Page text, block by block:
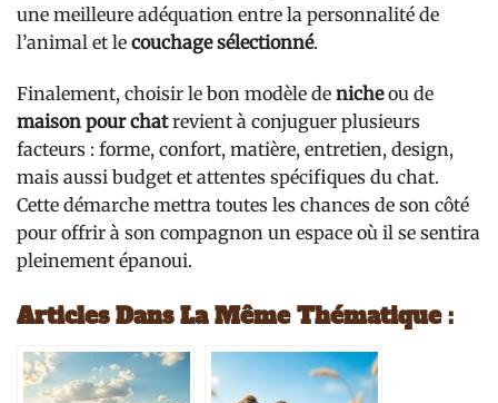
une meilleure adéquation entre la personnalité de
l’animal et le couchage sélectionné.
Finalement, choisir le bon modèle de nicheou de
maison pour chatrevient à conjuguer plusieurs
facteurs : forme, confort, matière, entretien, design,
mais aussi budget et attentes spécifiques du chat.
Cette démarche mettra toutes les chances de son côté
pour offrir à son compagnon un espace où il se sentira
pleinement épanoui.
Articles Dans La Même Thématique :